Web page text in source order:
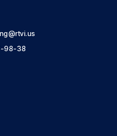
98-38